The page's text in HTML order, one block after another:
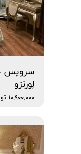
سرویس
لِورنزو
۱۰,۹۰۰,۰۰۰ تومان